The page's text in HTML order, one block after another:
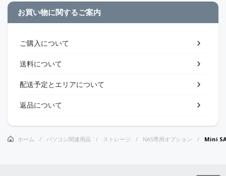
お買い物に関するご案内
ご購入について
送料について
配送予定とエリアについて
返品について
ホーム パソコン関連用品 ストレージ NAS専用オプション Mini